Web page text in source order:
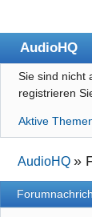
AudioHQ
Übersicht
Suche
Sie sind nicht
registrieren
Aktive
AudioHQ »